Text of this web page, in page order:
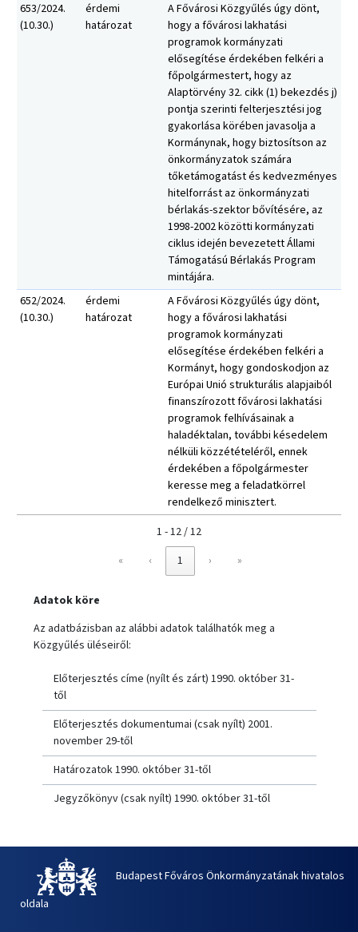
653/2024.
(10.30.)
érdemi
határozat
A Fővárosi Közgyűlés úgy dönt,
hogy a fővárosi lakhatási
programok kormányzati
elősegítése érdekében felkéri a
főpolgármestert, hogy az
Alaptörvény 32. cikk (1) bekezdés j)
pontja szerinti felterjesztési jog
gyakorlása körében javasolja a
Kormánynak, hogy biztosítson az
önkormányzatok számára
tőketámogatást és kedvezményes
hitelforrást az önkormányzati
bérlakás-szektor bővítésére, az
1998-2002 közötti kormányzati
ciklus idején bevezetett Állami
Támogatású Bérlakás Program
mintájára.
652/2024.
(10.30.)
érdemi
határozat
A Fővárosi Közgyűlés úgy dönt,
hogy a fővárosi lakhatási
programok kormányzati
elősegítése érdekében felkéri a
Kormányt, hogy gondoskodjon az
Európai Unió strukturális alapjaiból
finanszírozott fővárosi lakhatási
programok felhívásainak a
haladéktalan, további késedelem
nélküli közzétételéről, ennek
érdekében a főpolgármester
keresse meg a feladatkörrel
rendelkező minisztert.
1 - 12 / 12
«
‹ 1 › »
Adatok köre
Az adatbázisban az alábbi adatok találhatók meg a
Közgyűlés üléseiről:
Előterjesztés címe (nyílt és zárt) 1990. október 31-
től
Előterjesztés dokumentumai (csak nyílt) 2001.
november 29-től
Határozatok 1990. október 31-től
Jegyzőkönyv (csak nyílt) 1990. október 31-től
Budapest Főváros Önkormányzatának hivatalos
oldala